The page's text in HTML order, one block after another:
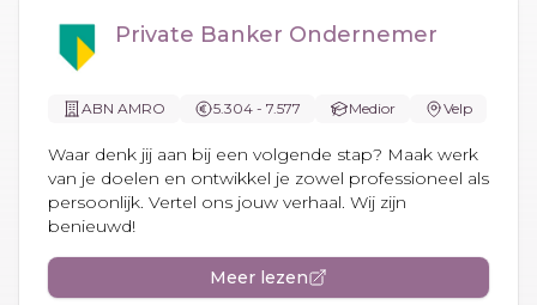
Private Banker Ondernemer
ABN AMRO 5.304 - 7.577 Medior Velp
Waar denk jij aan bij een volgende stap? Maak werk
van je doelen en ontwikkel je zowel professioneel als
persoonlijk. Vertel ons jouw verhaal. Wij zijn
benieuwd!
Meer lezen